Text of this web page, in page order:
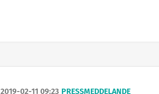
2019-02-11 09:23 PRESSMEDDELANDE